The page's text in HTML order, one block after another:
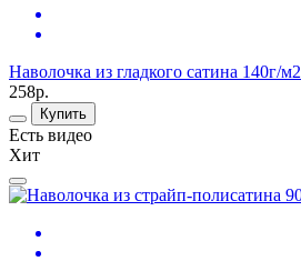
Наволочка из гладкого сатина 140г/м2
258р.
Купить
Есть видео
Хит